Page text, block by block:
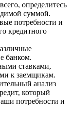
определитесь
суммой.
потребности и
кредитного
банком.
ставками,
к заемщикам.
анализ
который
потребности и